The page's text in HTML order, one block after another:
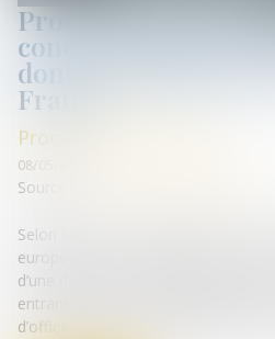
Procédure
concernant une
dont un
France
Procédures collectives
08/05/2020
Source :
Selon l’article 4 du Règlement (UE)
européen et du Conseil du 20 mai
d’une demande d’ouverture d’une
entrant dans le champ d’application
d’office si elle est compétente en